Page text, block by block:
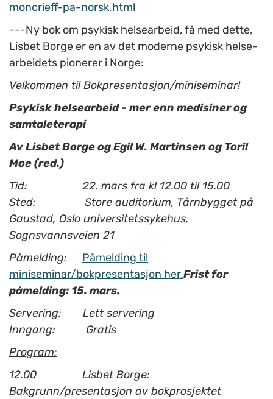
moncrieff-pa-norsk.html
---Ny bok om psykisk helsearbeid, få med dette,
Lisbet Borge er en av det moderne psykisk helse-
arbeidets pionerer i Norge:
Velkommen til Bokpresentasjon/miniseminar!
Psykisk helsearbeid - mer enn medisiner og
samtaleterapi
Av Lisbet Borge og Egil W. Martinsen og Toril
Moe (red.)
Tid: 22. mars fra kl 12.00 til 15.00
Sted: Store auditorium, Tårnbygget på
Gaustad, Oslo universitetssykehus,
Sognsvannsveien 21
Påmelding: Påmelding til
miniseminar/bokpresentasjon her.Frist for
påmelding: 15. mars.
Servering: Lett servering
Inngang: Gratis
Program:
12.00 Lisbet Borge:
Bakgrunn/presentasjon av bokprosjektet